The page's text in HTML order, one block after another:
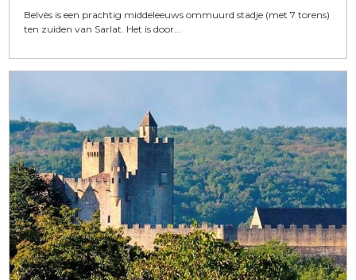
Belvès is een prachtig middeleeuws ommuurd stadje (met 7 torens)
ten zuiden van Sarlat. Het is door...